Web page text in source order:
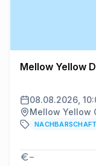
Mellow Yellow
08.08.2026,
Mellow Yellow
NACHBARSCHAFT
–